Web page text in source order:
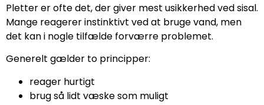
Pletter er ofte det, der giver mest usikkerhed ved sisal.
Mange reagerer instinktivt ved at bruge vand, men
det kan i nogle tilfælde forværre problemet.
Generelt gælder to principper:
reager hurtigt
brug så lidt væske som muligt